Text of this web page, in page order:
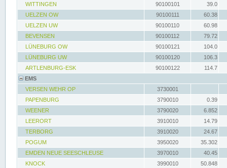
WITTINGEN
90100101
39.0
UELZEN OW
90100111
60.38
UELZEN UW
90100110
60.98
BEVENSEN
90100112
79.72
LÜNEBURG OW
90100121
104.0
LÜNEBURG UW
90100120
106.3
ARTLENBURG-ESK
90100122
114.7
EMS
VERSEN WEHR OP
3730001
PAPENBURG
3790010
0.39
WEENER
3790020
6.852
LEERORT
3910010
14.79
TERBORG
3910020
24.67
POGUM
3950020
35.302
EMDEN NEUE SEESCHLEUSE
3970010
40.45
KNOCK
3990010
50.848